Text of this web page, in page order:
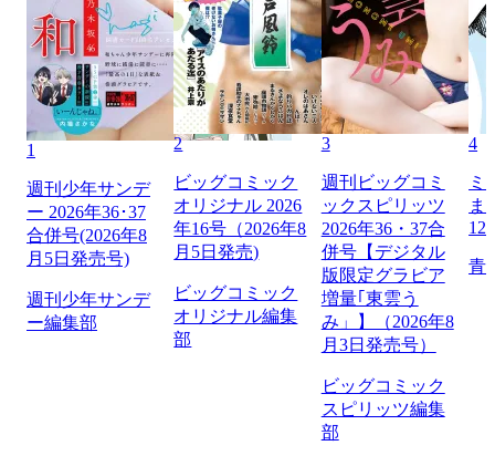
1
週刊少年サンデ
ー 2026年36･37
合併号(2026年8
月5日発売号)
週刊少年サンデ
ー編集部
2
ビッグコミック
オリジナル 2026
年16号（2026年8
月5日発売)
ビッグコミック
オリジナル編集
部
3
週刊ビッグコミ
ックスピリッツ
2026年36・37合
併号【デジタル
版限定グラビア
増量｢東雲う
み」】（2026年8
月3日発売号）
ビッグコミック
スピリッツ編集
部
4
ミ
ま
129
青